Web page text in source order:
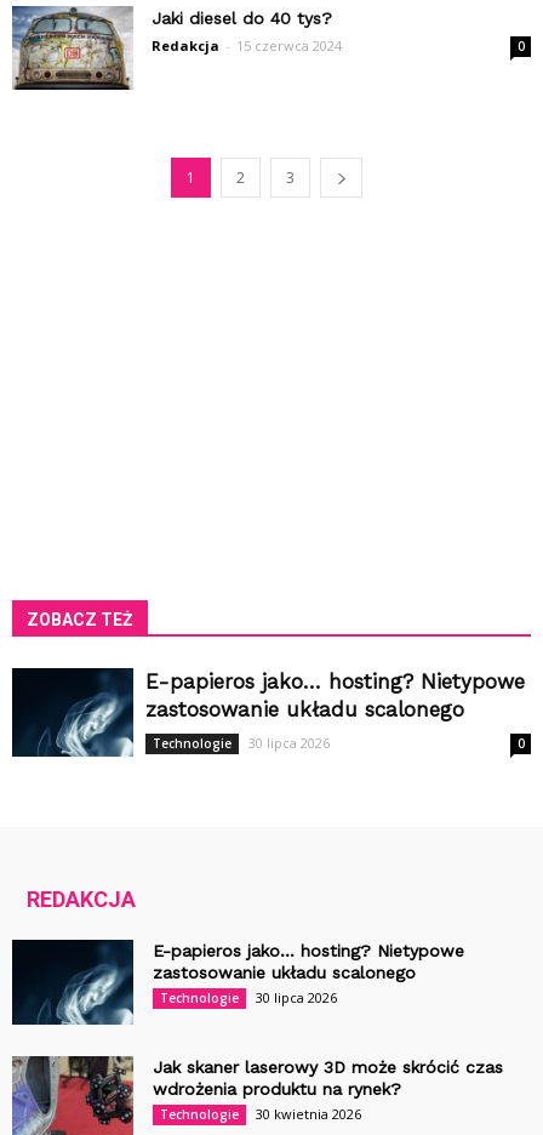
Jaki diesel do 40 tys?
Redakcja - 15 czerwca 2024 0
1 2 3
ZOBACZ TEŻ
E-papieros jako… hosting? Nietypowe
zastosowanie układu scalonego
Technologie 30 lipca 2026 0
REDAKCJA
E-papieros jako… hosting? Nietypowe
zastosowanie układu scalonego
Technologie 30 lipca 2026
Jak skaner laserowy 3D może skrócić czas
wdrożenia produktu na rynek?
Technologie 30 kwietnia 2026